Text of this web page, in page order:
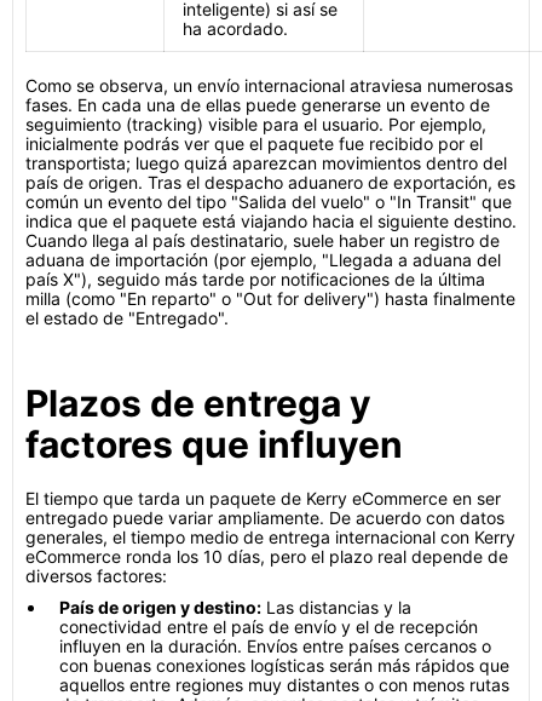
inteligente) si así se
ha acordado.
Como se observa, un envío internacional atraviesa numerosas
fases. En cada una de ellas puede generarse un evento de
seguimiento (tracking) visible para el usuario. Por ejemplo,
inicialmente podrás ver que el paquete fue recibido por el
transportista; luego quizá aparezcan movimientos dentro del
país de origen. Tras el despacho aduanero de exportación, es
común un evento del tipo "Salida del vuelo" o "In Transit" que
indica que el paquete está viajando hacia el siguiente destino.
Cuando llega al país destinatario, suele haber un registro de
aduana de importación (por ejemplo, "Llegada a aduana del
país X"), seguido más tarde por notificaciones de la última
milla (como "En reparto" o "Out for delivery") hasta finalmente
el estado de "Entregado".
Plazos de entrega y
factores que influyen
El tiempo que tarda un paquete de Kerry eCommerce en ser
entregado puede variar ampliamente. De acuerdo con datos
generales, el tiempo medio de entrega internacional con Kerry
eCommerce ronda los 10 días, pero el plazo real depende de
diversos factores:
País de origen y destino: Las distancias y la
conectividad entre el país de envío y el de recepción
influyen en la duración. Envíos entre países cercanos o
con buenas conexiones logísticas serán más rápidos que
aquellos entre regiones muy distantes o con menos rutas